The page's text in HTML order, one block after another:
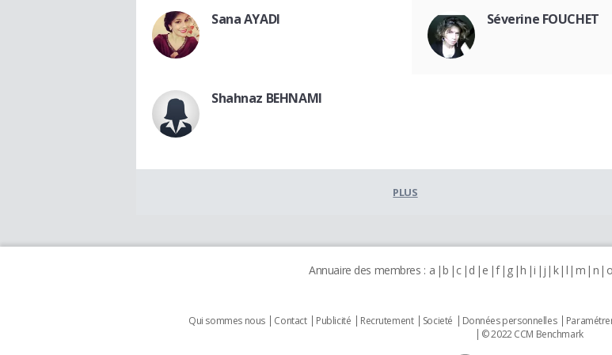
Sana AYADI Séverine FOUCHET
Shahnaz BEHNAMI
PLUS
Annuaire des membres : a b c d e f g h i j k l m n o
Qui sommes nous Contact Publicité Recrutement Societé Données personnelles
© 2022 CCM Benchmark